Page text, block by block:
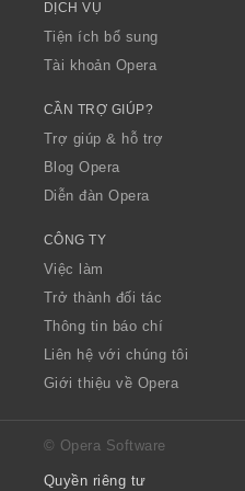
DỊCH VỤ
Tiện ích bổ sung
Tài khoản Opera
CẦN TRỢ GIÚP?
Trợ giúp & hỗ trợ
Blog Opera
Diễn đàn Opera
CÔNG TY
Việc làm
Trở thành đối tác
Thông tin báo chí
Liên hệ với chúng tôi
Giới thiệu về Opera
© Opera Software
Quyền riêng tư